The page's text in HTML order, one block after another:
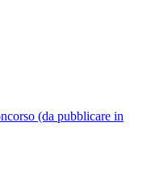
(da pubblicare in